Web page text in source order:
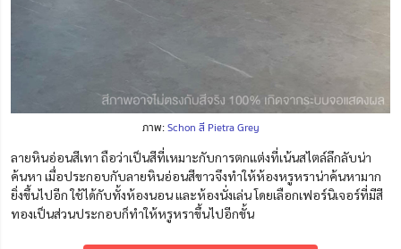
ภาพ:Schon สี Pietra Grey
ลายหินอ่อนสีเทา ถือว่าเป็นสีที่เหมาะกับการตกแต่งที่เน้นสไตล์ลึกลับน่า
ค้นหา เมื่อประกอบกับลายหินอ่อนสีขาวจึงทำให้ห้องหรูหราน่าค้นหามาก
ยิ่งขึ้นไปอีก ใช้ได้กับทั้งห้องนอน และห้องนั่งเล่น โดยเลือกเฟอร์นิเจอร์ที่มีสี
ทองเป็นส่วนประกอบก็ทำให้หรูหราขึ้นไปอีกขั้น